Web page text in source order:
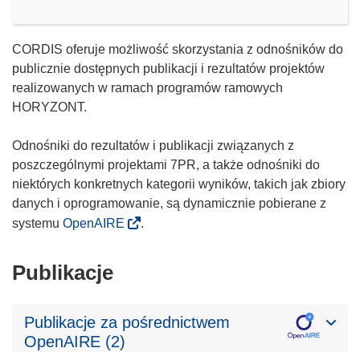
CORDIS oferuje możliwość skorzystania z odnośników do
publicznie dostępnych publikacji i rezultatów projektów
realizowanych w ramach programów ramowych
HORYZONT.
Odnośniki do rezultatów i publikacji związanych z
poszczególnymi projektami 7PR, a także odnośniki do
niektórych konkretnych kategorii wyników, takich jak zbiory
danych i oprogramowanie, są dynamicznie pobierane z
systemu OpenAIRE .
Publikacje
Publikacje za pośrednictwem
OpenAIRE (2)